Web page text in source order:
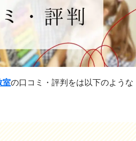
室の口コミ・評判をは以下のような